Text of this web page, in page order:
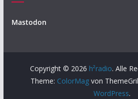
Mastodon
Copyright © 2026 h²radio. Alle
Theme: ColorMag von
WordPress.